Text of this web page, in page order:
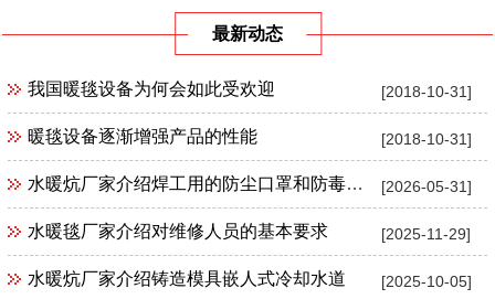
最新动态
[2018-10-31]
我国暖毯设备为何会如此受欢迎
[2018-10-31]
暖毯设备逐渐增强产品的性能
[2026-05-31]
水暖炕厂家介绍焊工用的防尘口罩和防毒口罩
[2025-11-29]
水暖毯厂家介绍对维修人员的基本要求
[2025-10-05]
水暖炕厂家介绍铸造模具嵌人式冷却水道